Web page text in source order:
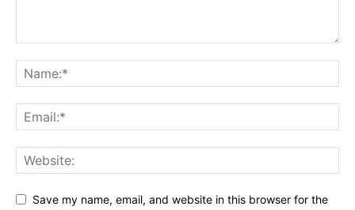
Save my name, email, and website in this browser for the